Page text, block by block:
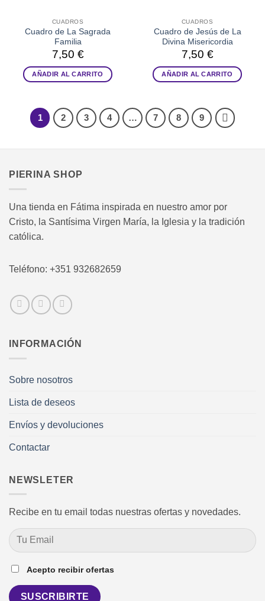
CUADROS
Cuadro de La Sagrada
Familia
7,50 €
AÑADIR AL CARRITO
CUADROS
Cuadro de Jesús de La
Divina Misericordia
7,50 €
AÑADIR AL CARRITO
1 2 3 4 … 7 8 9
PIERINA SHOP
Una tienda en Fátima inspirada en nuestro amor por
Cristo, la Santísima Virgen María, la Iglesia y la tradición
católica.
Teléfono: +351 932682659
INFORMACIÓN
Sobre nosotros
Lista de deseos
Envíos y devoluciones
Contactar
NEWSLETER
Recibe en tu email todas nuestras ofertas y novedades.
Acepto recibir ofertas